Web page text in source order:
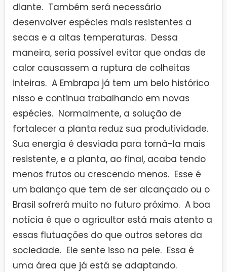
diante. Também será necessário
desenvolver espécies mais resistentes a
secas e a altas temperaturas. Dessa
maneira, seria possível evitar que ondas de
calor causassem a ruptura de colheitas
inteiras. A Embrapa já tem um belo histórico
nisso e continua trabalhando em novas
espécies. Normalmente, a solução de
fortalecer a planta reduz sua produtividade.
Sua energia é desviada para torná-la mais
resistente, e a planta, ao final, acaba tendo
menos frutos ou crescendo menos. Esse é
um balanço que tem de ser alcançado ou o
Brasil sofrerá muito no futuro próximo. A boa
notícia é que o agricultor está mais atento a
essas flutuações do que outros setores da
sociedade. Ele sente isso na pele. Essa é
uma área que já está se adaptando.